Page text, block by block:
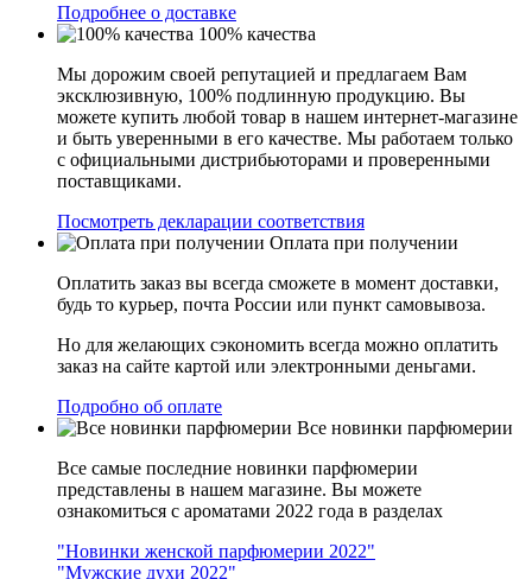
Подробнее о доставке
100% качества
Мы дорожим своей репутацией и предлагаем Вам
эксклюзивную, 100% подлинную продукцию. Вы
можете купить любой товар в нашем интернет-магазине
и быть уверенными в его качестве. Мы работаем только
с официальными дистрибьюторами и проверенными
поставщиками.
Посмотреть декларации соответствия
Оплата при получении
Оплатить заказ вы всегда сможете в момент доставки,
будь то курьер, почта России или пункт самовывоза.
Но для желающих сэкономить всегда можно оплатить
заказ на сайте картой или электронными деньгами.
Подробно об оплате
Все новинки парфюмерии
Все самые последние новинки парфюмерии
представлены в нашем магазине. Вы можете
ознакомиться с ароматами 2022 года в разделах
"Новинки женской парфюмерии 2022"
"Мужские духи 2022"